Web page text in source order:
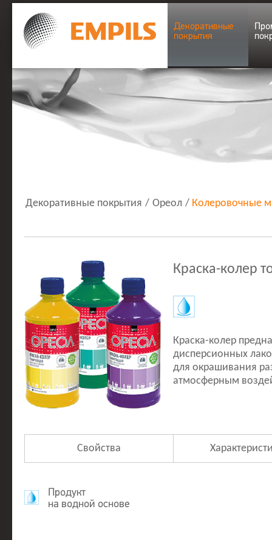
Декоративные
покрытия
Декоративные покрытия / Ореол / Колеровочные
Краска-колер
Краска-колер
дисперсионных
для окрашивания
атмосферным
Свойства
Продукт
на водной основе